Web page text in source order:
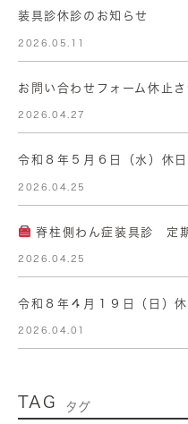
装具診休診のお知らせ
2026.05.11
お問い合わせフォーム休止さ
2026.04.27
令和８年５月６日（水）休日
2026.04.25
脊柱側わん症装具診 定
2026.04.25
令和８年４月１９日（日）休
2026.04.01
TAG タグ